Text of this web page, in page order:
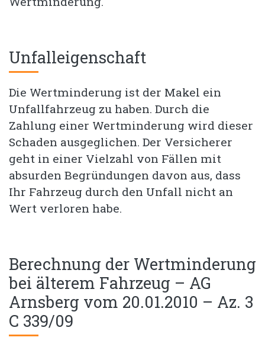
Unfalleigenschaft
Die Wertminderung ist der Makel ein
Unfallfahrzeug zu haben. Durch die
Zahlung einer Wertminderung wird dieser
Schaden ausgeglichen. Der Versicherer
geht in einer Vielzahl von Fällen mit
absurden Begründungen davon aus, dass
Ihr Fahrzeug durch den Unfall nicht an
Wert verloren habe.
Berechnung der Wertminderung
bei älterem Fahrzeug – AG
Arnsberg vom 20.01.2010 – Az. 3
C 339/09